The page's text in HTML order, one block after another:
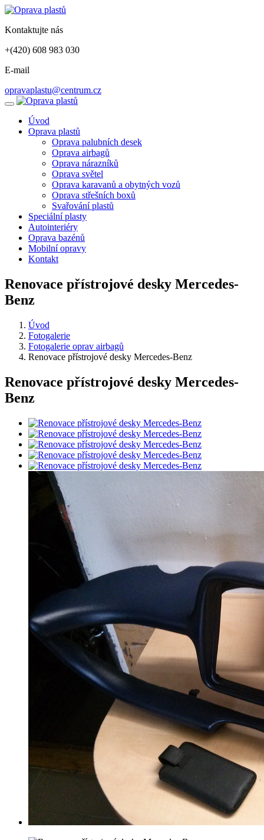
Kontaktujte nás
+(420) 608 983 030
E-mail
opravaplastu@centrum.cz
Úvod
Oprava plastů
Oprava palubních desek
Oprava airbagů
Oprava nárazníků
Oprava světel
Oprava karavanů a obytných vozů
Oprava střešních boxů
Svařování plastů
Speciální plasty
Autointeriéry
Oprava bazénů
Mobilní opravy
Kontakt
Renovace přístrojové desky Mercedes-
Benz
Úvod
Fotogalerie
Fotogalerie oprav airbagů
Renovace přístrojové desky Mercedes-Benz
Renovace přístrojové desky Mercedes-
Benz